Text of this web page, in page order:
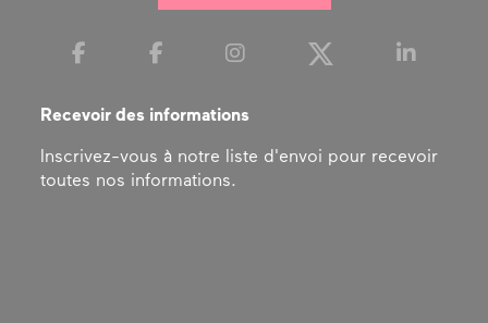
Recevoir des informations
Inscrivez-vous à notre liste d'envoi pour recevoir
toutes nos informations.